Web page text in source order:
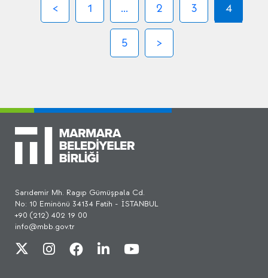
1 ... 2 3 4
5
Sarıdemir Mh. Ragıp Gümüşpala Cd.
No: 10 Eminönü 34134 Fatih - İSTANBUL
+90 (212) 402 19 00
info@mbb.gov.tr